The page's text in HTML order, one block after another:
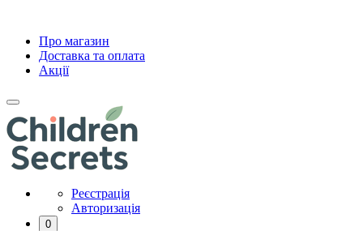
Про магазин
Доставка та оплата
Акції
Реєстрація
Авторизація
0